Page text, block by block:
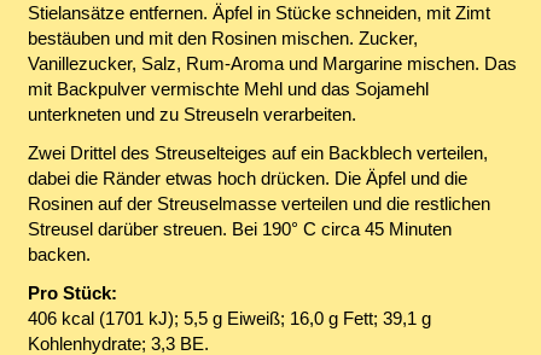
Stielansätze entfernen. Äpfel in Stücke schneiden, mit Zimt
bestäuben und mit den Rosinen mischen. Zucker,
Vanillezucker, Salz, Rum-Aroma und Margarine mischen. Das
mit Backpulver vermischte Mehl und das Sojamehl
unterkneten und zu Streuseln verarbeiten.
Zwei Drittel des Streuselteiges auf ein Backblech verteilen,
dabei die Ränder etwas hoch drücken. Die Äpfel und die
Rosinen auf der Streuselmasse verteilen und die restlichen
Streusel darüber streuen. Bei 190° C circa 45 Minuten
backen.
Pro Stück:
406 kcal (1701 kJ); 5,5 g Eiweiß; 16,0 g Fett; 39,1 g
Kohlenhydrate; 3,3 BE.